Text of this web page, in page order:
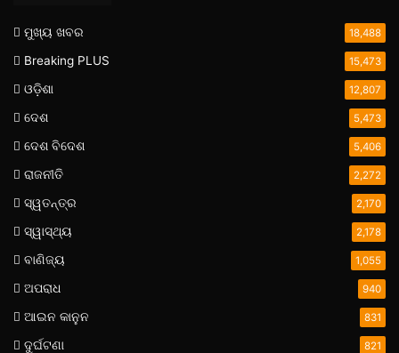
ମୁଖ୍ୟ ଖବର 18,488
Breaking PLUS 15,473
ଓଡ଼ିଶା 12,807
ଦେଶ 5,473
ଦେଶ ବିଦେଶ 5,406
ରାଜନୀତି 2,272
ସ୍ୱତନ୍ତ୍ର 2,170
ସ୍ୱାସ୍ଥ୍ୟ 2,178
ବାଣିଜ୍ୟ 1,055
ଅପରାଧ 940
ଆଇନ କାନୁନ 831
ଦୁର୍ଘଟଣା 821